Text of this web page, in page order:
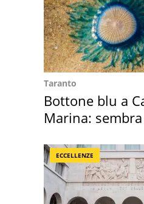
Taranto
Bottone blu a
Marina:
ECCELLENZE